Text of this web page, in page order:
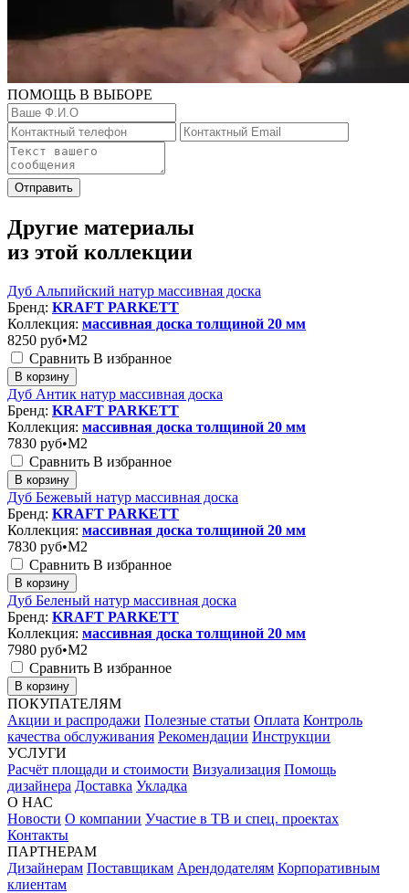
ПОМОЩЬ В ВЫБОРЕ
Отправить
Другие материалы
из этой коллекции
Дуб Альпийский натур массивная доска
Бренд: KRAFT PARKETT
Коллекция: массивная доска толщиной 20 мм
8250 руб•M2
Сравнить В избранное
В корзину
Дуб Антик натур массивная доска
Бренд: KRAFT PARKETT
Коллекция: массивная доска толщиной 20 мм
7830 руб•M2
Сравнить В избранное
В корзину
Дуб Бежевый натур массивная доска
Бренд: KRAFT PARKETT
Коллекция: массивная доска толщиной 20 мм
7830 руб•M2
Сравнить В избранное
В корзину
Дуб Беленый натур массивная доска
Бренд: KRAFT PARKETT
Коллекция: массивная доска толщиной 20 мм
7980 руб•M2
Сравнить В избранное
В корзину
ПОКУПАТЕЛЯМ
Акции и распродажи Полезные статьи Оплата Контроль
качества обслуживания Рекомендации Инструкции
УСЛУГИ
Расчёт площади и стоимости Визуализация Помощь
дизайнера Доставка Укладка
О НАС
Новости О компании Участие в ТВ и спец. проектах
Контакты
ПАРТНЕРАМ
Дизайнерам Поставщикам Арендодателям Корпоративным
клиентам